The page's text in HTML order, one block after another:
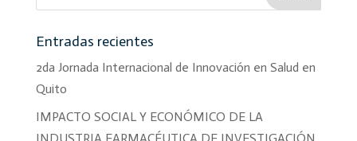
Entradas recientes
2da Jornada Internacional de Innovación en Salud en
Quito
IMPACTO SOCIAL Y ECONÓMICO DE LA